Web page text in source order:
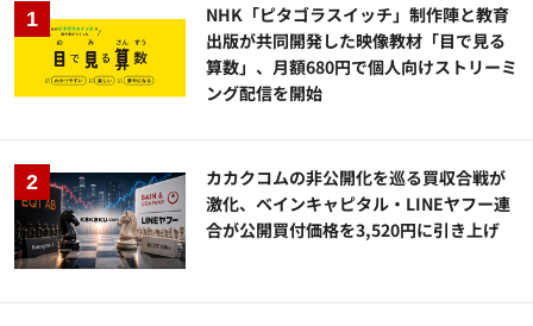
NHK「ピタゴラスイッチ」制作陣と教育
出版が共同開発した映像教材「目で見る
算数」、月額680円で個人向けストリーミ
ング配信を開始
カカクコムの非公開化を巡る買収合戦が
激化、ベインキャピタル・LINEヤフー連
合が公開買付価格を3,520円に引き上げ